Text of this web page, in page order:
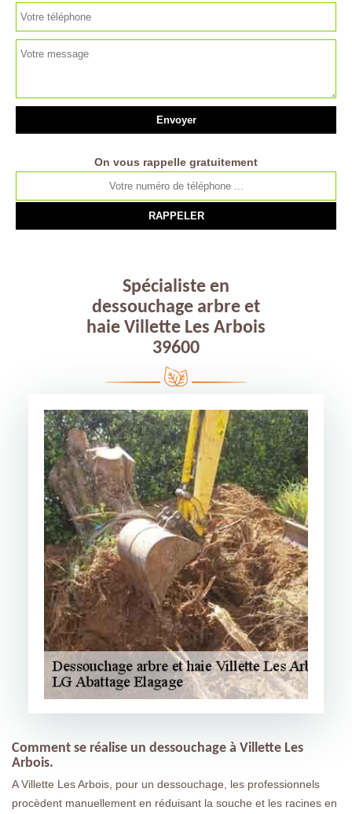
On vous rappelle gratuitement
Spécialiste en
dessouchage arbre et
haie Villette Les Arbois
39600
Comment se réalise un dessouchage à Villette Les
Arbois.
A Villette Les Arbois, pour un dessouchage, les professionnels
procèdent manuellement en réduisant la souche et les racines en